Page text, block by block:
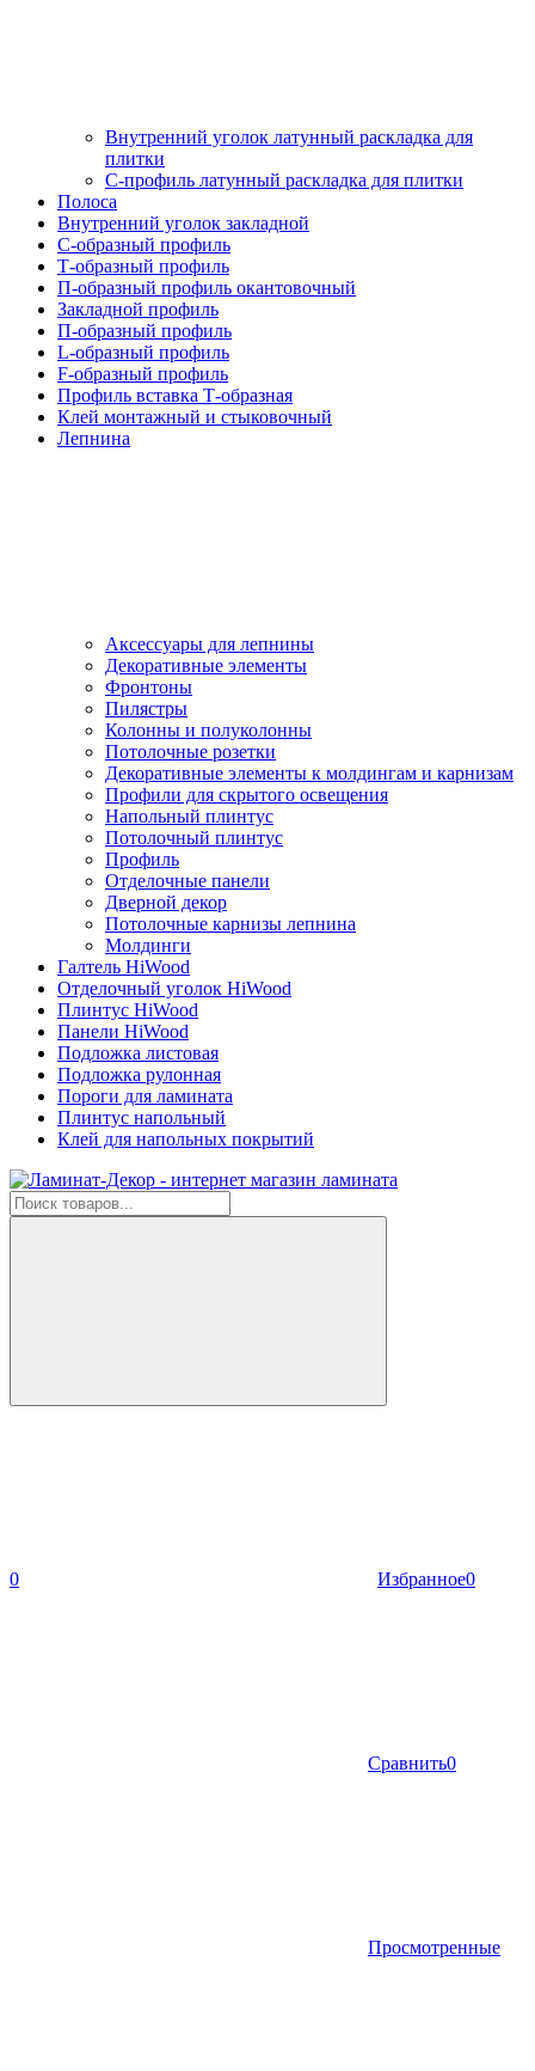
Внутренний уголок латунный раскладка для
плитки
С-профиль латунный раскладка для плитки
Полоса
Внутренний уголок закладной
С-образный профиль
Т-образный профиль
П-образный профиль окантовочный
Закладной профиль
П-образный профиль
L-образный профиль
F-образный профиль
Профиль вставка Т-образная
Клей монтажный и стыковочный
Лепнина
Аксессуары для лепнины
Декоративные элементы
Фронтоны
Пилястры
Колонны и полуколонны
Потолочные розетки
Декоративные элементы к молдингам и карнизам
Профили для скрытого освещения
Напольный плинтус
Потолочный плинтус
Профиль
Отделочные панели
Дверной декор
Потолочные карнизы лепнина
Молдинги
Галтель HiWood
Отделочный уголок HiWood
Плинтус HiWood
Панели HiWood
Подложка листовая
Подложка рулонная
Пороги для ламината
Плинтус напольный
Клей для напольных покрытий
0 Избранное0
Сравнить0
Просмотренные